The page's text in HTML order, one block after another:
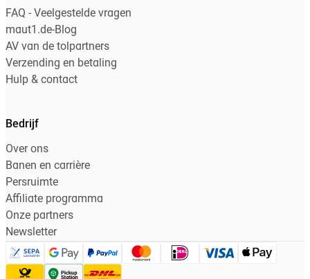
FAQ - Veelgestelde vragen
maut1.de-Blog
AV van de tolpartners
Verzending en betaling
Hulp & contact
Bedrijf
Over ons
Banen en carrière
Persruimte
Affiliate programma
Onze partners
Newsletter